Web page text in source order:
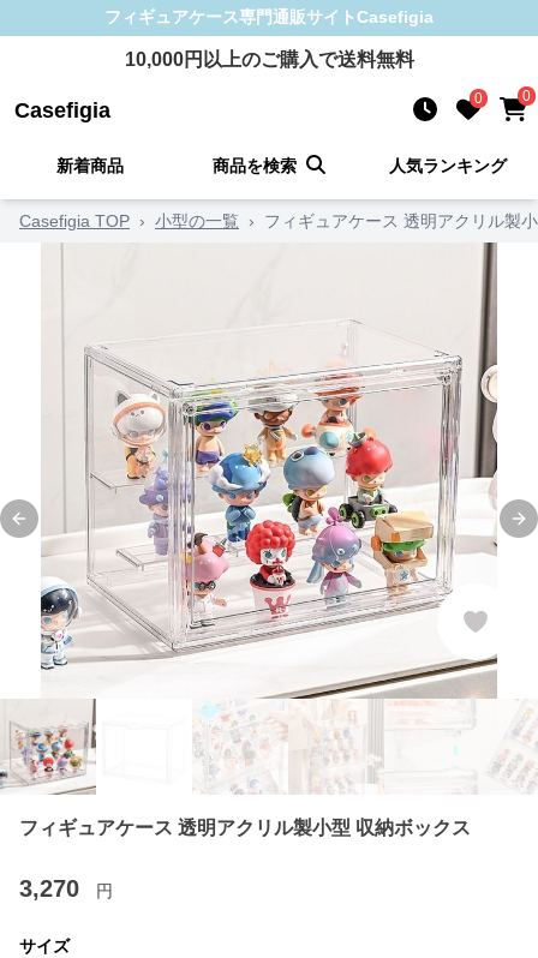
フィギュアケース専門通販サイトCasefigia
10,000円以上のご購入で送料無料
Casefigia 0 0
新着商品 商品を検索 人気ランキング
Casefigia TOP › 小型の一覧 › フィギュアケース 透明アクリル製
Previous slide
フィギュアケース 透明アクリル製小型 収納ボックス
3,270 円
サイズ